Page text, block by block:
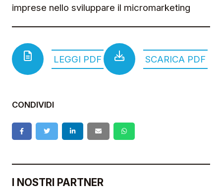
imprese nello sviluppare il micromarketing
LEGGI PDF SCARICA PDF
CONDIVIDI
I NOSTRI PARTNER